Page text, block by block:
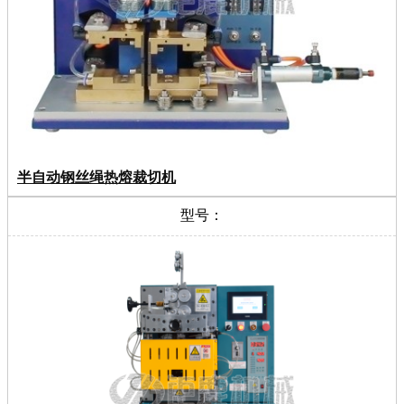
半自动钢丝绳热熔裁切机
型号：